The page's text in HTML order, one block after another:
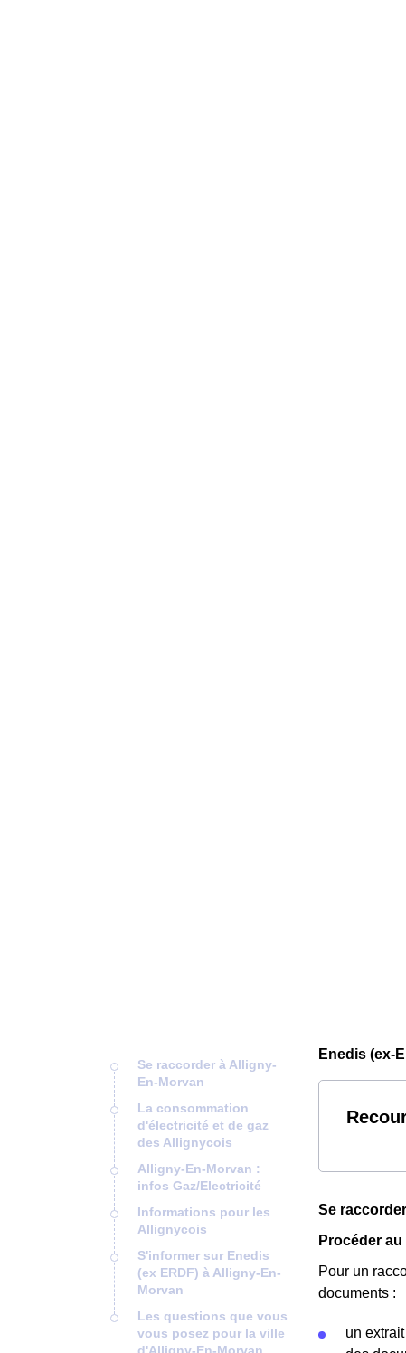
Se raccorder à Alligny-
En-Morvan
La consommation
d'électricité et de gaz
des Allignycois
Alligny-En-Morvan :
infos Gaz/Electricité
Informations pour les
Allignycois
S'informer sur Enedis
(ex ERDF) à Alligny-En-
Morvan
Les questions que vous
vous posez pour la ville
Enedis (ex-
Se
Procéder
Pour un
documents :
un